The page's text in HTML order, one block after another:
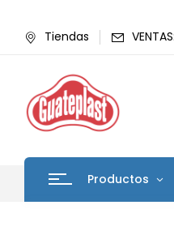
Tiendas
Productos